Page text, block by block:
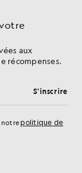
aux
récompenses.
S'inscrire
notre politique de